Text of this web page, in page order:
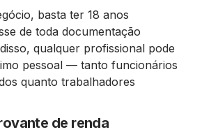
basta ter 18 anos
de toda documentação
qualquer profissional pode
pessoal — tanto funcionários
quanto trabalhadores
de renda